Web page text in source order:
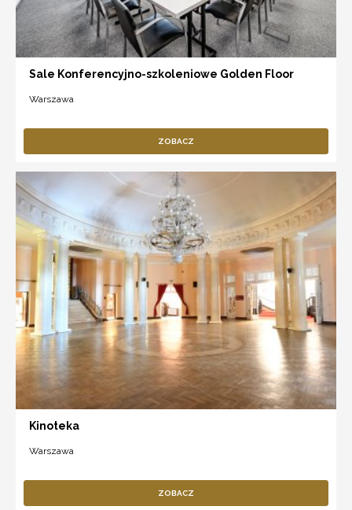
Sale Konferencyjno-szkoleniowe Golden Floor
Warszawa
ZOBACZ
Kinoteka
Warszawa
ZOBACZ